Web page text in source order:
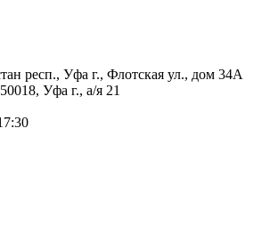
респ., Уфа г., Флотская ул., дом 34А
Уфа г., а/я 21